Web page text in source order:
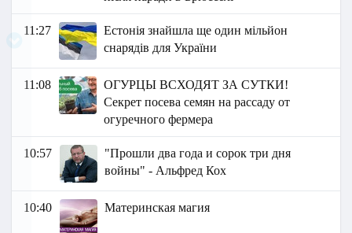
11:27
Естонія знайшла ще один мільйон
снарядів для України
11:08
ОГУРЦЫ ВСХОДЯТ ЗА СУТКИ!
Секрет посева семян на рассаду от
огуречного фермера
10:57
"Прошли два года и сорок три дня
войны" - Альфред Кох
10:40 Материнская магия